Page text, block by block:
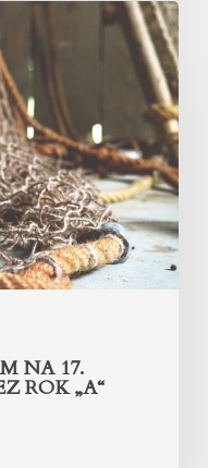
NA 17.
ROK „A“